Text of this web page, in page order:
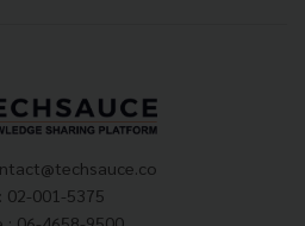
02-001-5375